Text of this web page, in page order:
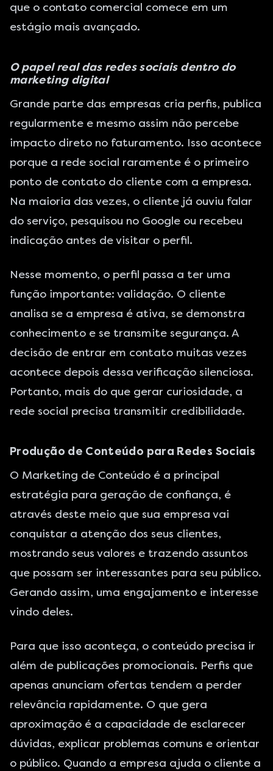
que o contato comercial comece em um
estágio mais avançado.
O papel real das redes sociais dentro do
marketing digital
Grande parte das empresas cria perfis, publica
regularmente e mesmo assim não percebe
impacto direto no faturamento. Isso acontece
porque a rede social raramente é o primeiro
ponto de contato do cliente com a empresa.
Na maioria das vezes, o cliente já ouviu falar
do serviço, pesquisou no Google ou recebeu
indicação antes de visitar o perfil.
Nesse momento, o perfil passa a ter uma
função importante: validação. O cliente
analisa se a empresa é ativa, se demonstra
conhecimento e se transmite segurança. A
decisão de entrar em contato muitas vezes
acontece depois dessa verificação silenciosa.
Portanto, mais do que gerar curiosidade, a
rede social precisa transmitir credibilidade.
Produção de Conteúdo para Redes Sociais
O Marketing de Conteúdo é a principal
estratégia para geração de confiança, é
através deste meio que sua empresa vai
conquistar a atenção dos seus clientes,
mostrando seus valores e trazendo assuntos
que possam ser interessantes para seu público.
Gerando assim, uma engajamento e interesse
vindo deles.
Para que isso aconteça, o conteúdo precisa ir
além de publicações promocionais. Perfis que
apenas anunciam ofertas tendem a perder
relevância rapidamente. O que gera
aproximação é a capacidade de esclarecer
dúvidas, explicar problemas comuns e orientar
o público. Quando a empresa ajuda o cliente a